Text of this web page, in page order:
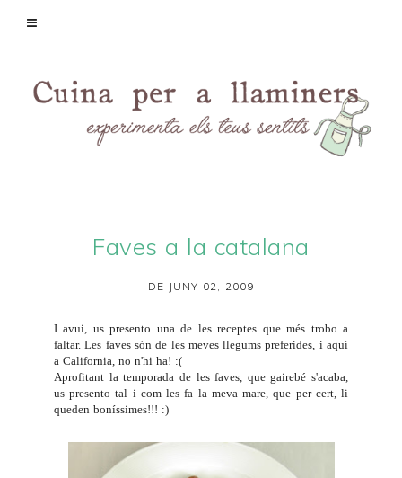
Faves a la catalana
DE JUNY 02, 2009
I avui, us presento una de les receptes que més trobo a
faltar. Les faves són de les meves llegums preferides, i aquí
a California, no n'hi ha! :(
Aprofitant la temporada de les faves, que gairebé s'acaba,
us presento tal i com les fa la meva mare, que per cert, li
queden boníssimes!!! :)